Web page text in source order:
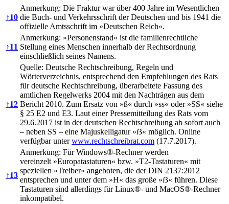
↑10
Anmerkung: Die Fraktur war über 400 Jahre im Wesentlichen
die Buch- und Verkehrsschrift der Deutschen und bis 1941 die
offizielle Amtsschrift im »Deutschen Reich«.
↑11
Anmerkung: »Personenstand« ist die familienrechtliche
Stellung eines Menschen innerhalb der Rechtsordnung
einschließlich seines Namens.
↑12
Quelle: Deutsche Rechtschreibung, Regeln und
Wörterverzeichnis, entsprechend den Empfehlungen des Rats
für deutsche Rechtschreibung, überarbeitete Fassung des
amtlichen Regelwerks 2004 mit den Nachträgen aus dem
Bericht 2010. Zum Ersatz von »ß« durch »ss« oder »SS« siehe
§ 25 E2 und E3. Laut einer Pressemitteilung des Rats vom
29.6.2017 ist in der deutschen Rechtschreibung ab sofort auch
– neben SS – eine Majuskelligatur »ẞ« möglich. Online
verfügbar unterwww.rechtschreibrat.com (17.7.2017).
↑13
Anmerkung: Für Windows®-Rechner werden
vereinzelt »Europatastaturen« bzw. »T2-Tastaturen« mit
speziellen »Treiber« angeboten, die der DIN 2137:2012
entsprechen und unter dem »H« das große »ẞ« führen. Diese
Tastaturen sind allerdings für Linux®- und MacOS®-Rechner
inkompatibel.